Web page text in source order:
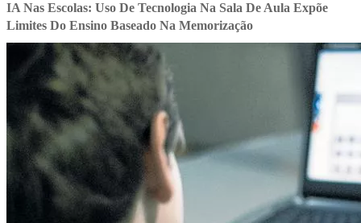
IA Nas Escolas: Uso De Tecnologia Na Sala De Aula Expõe
Limites Do Ensino Baseado Na Memorização